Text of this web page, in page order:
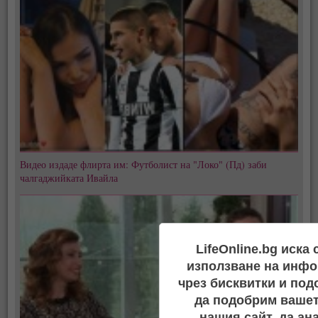
Видео издаде флирта им: Футболист на "Локо" (Пд) заби
чалгаджийката Ивайла
LifeOnline.bg иска
използване на
чрез бисквитки и
да подобрим